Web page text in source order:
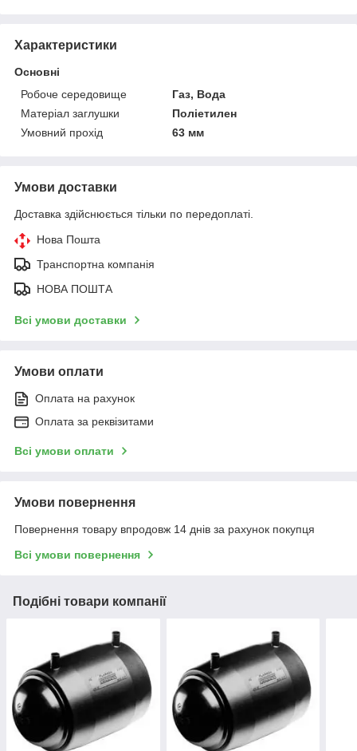
Характеристики
Основні
Робоче середовище
Газ, Вода
Матеріал заглушки
Поліетилен
Умовний прохід
63 мм
Умови доставки
Доставка здійснюється тільки по передоплаті.
Нова Пошта
Транспортна компанія
НОВА ПОШТА
Всі умови доставки
Умови оплати
Оплата на рахунок
Оплата за реквізитами
Всі умови оплати
Умови повернення
Повернення товару впродовж 14 днів за рахунок покупця
Всі умови повернення
Подібні товари компанії